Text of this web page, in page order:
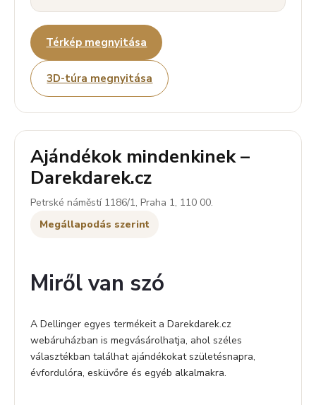
Térkép megnyitása
3D-túra megnyitása
Ajándékok mindenkinek –
Darekdarek.cz
Petrské náměstí 1186/1, Praha 1, 110 00.
Megállapodás szerint
Miről van szó
A Dellinger egyes termékeit a Darekdarek.cz
webáruházban is megvásárolhatja, ahol széles
választékban találhat ajándékokat születésnapra,
évfordulóra, esküvőre és egyéb alkalmakra.